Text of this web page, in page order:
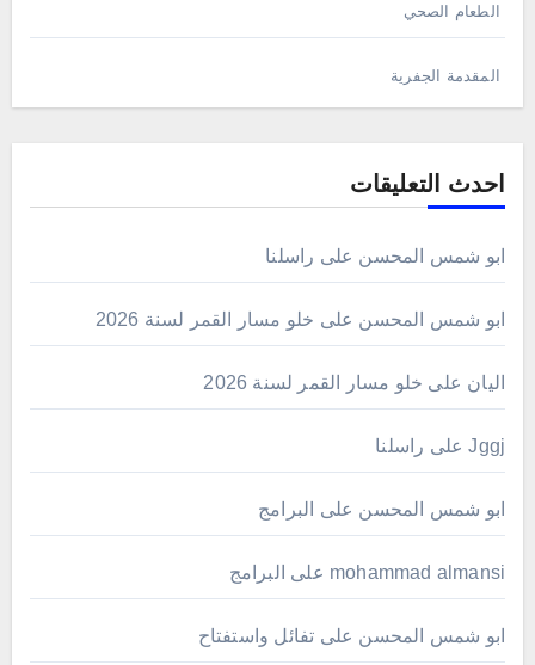
الطعام الصحي
المقدمة الجفرية
احدث التعليقات
ابو شمس المحسن على راسلنا
ابو شمس المحسن على خلو مسار القمر لسنة 2026
اليان على خلو مسار القمر لسنة 2026
Jggjعلى راسلنا
ابو شمس المحسن على البرامج
mohammad almansi على البرامج
ابو شمس المحسن على تفائل واستفتاح